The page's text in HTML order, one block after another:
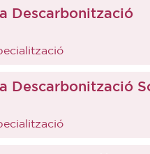
Descarbonització
Descarbonització